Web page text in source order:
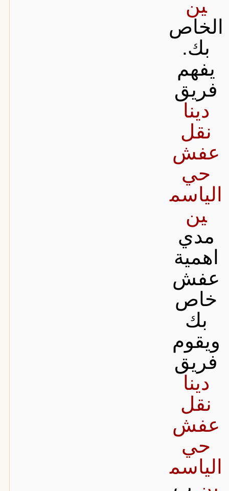
ين
الخاص
بك.
يفهم
فريق
دينا
نقل
عفش
حي
الياسم
ين
مدي
اهمية
عفش
خاص
بك
ويقوم
فريق
دينا
نقل
عفش
حي
الياسم